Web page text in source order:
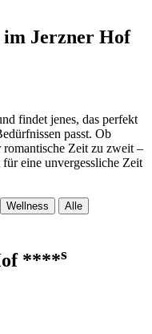
Jerzner Hof
findet jenes, das perfekt
passt. Ob
Zeit zu zweit –
eine unvergessliche Zeit
Wellness Alle
****s